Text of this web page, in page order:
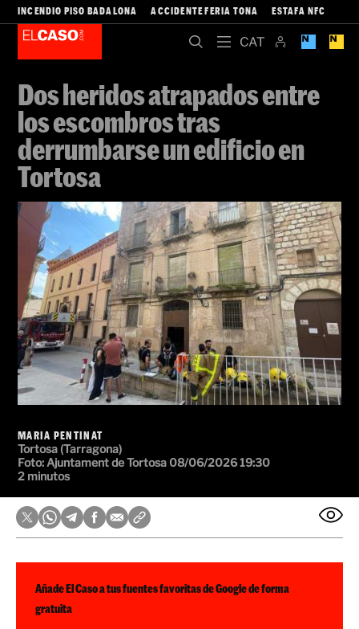
INCENDIO PISO BADALONA ACCIDENTE FERIA TONA ESTAFA NFC
Dos heridos atrapados entre
los escombros tras
derrumbarse un edificio en
Tortosa
MARIA PENTINAT
Tortosa (Tarragona)
Foto: Ajuntament de Tortosa 08/06/2026 19:30
2 minutos
Añade El Caso a tus fuentes favoritas de Google de forma
gratuita